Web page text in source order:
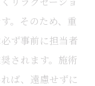
。そのため、重
ず事前に担当者
されます。施術
ば、遠慮せずに